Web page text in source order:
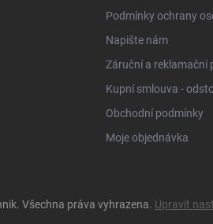
Podmínky ochrany
Napište nám
Záruční a reklamační
Kupní smlouva -
Obchodní podmínky
Moje objednávka
. Všechna práva vyhrazena. Upravit